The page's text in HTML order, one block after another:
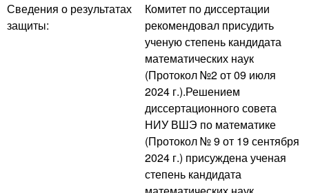
Сведения о результатах
защиты:
Комитет по диссертации
рекомендовал присудить
ученую степень кандидата
математических наук
(Протокол №2 от 09 июля
2024 г.).Решением
диссертационного совета
НИУ ВШЭ по математике
(Протокол № 9 от 19 сентября
2024 г.) присуждена ученая
степень кандидата